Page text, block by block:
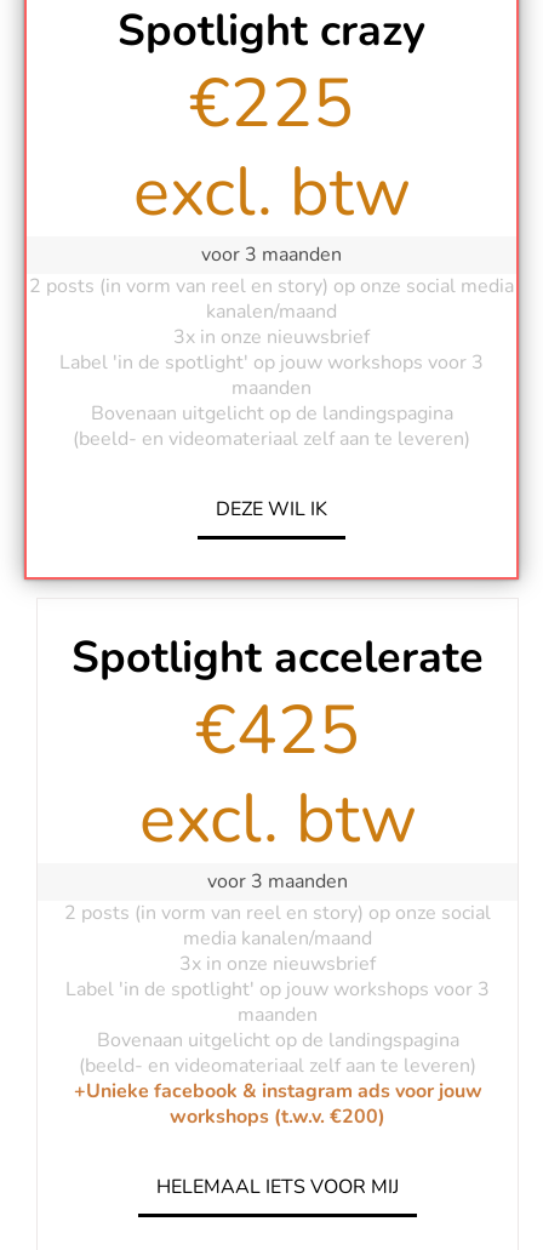
Spotlight crazy
€225
excl. btw
voor 3 maanden
2 posts (in vorm van reel en story) op onze social media
kanalen/maand
3x in onze nieuwsbrief
Label 'in de spotlight' op jouw workshops voor 3
maanden
Bovenaan uitgelicht op de landingspagina
(beeld- en videomateriaal zelf aan te leveren)
DEZE WIL IK
Spotlight accelerate
€425
excl. btw
voor 3 maanden
2 posts (in vorm van reel en story) op onze social
media kanalen/maand
3x in onze nieuwsbrief
Label 'in de spotlight' op jouw workshops voor 3
maanden
Bovenaan uitgelicht op de landingspagina
(beeld- en videomateriaal zelf aan te leveren)
+Unieke facebook & instagram ads voor jouw
workshops (t.w.v. €200)
HELEMAAL IETS VOOR MIJ